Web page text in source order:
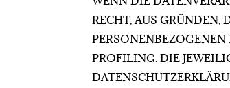
RECHT, AUS GRÜNDEN,
PROFILING. DIE